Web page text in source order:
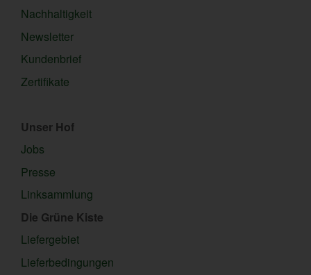
Nachhaltigkeit
Newsletter
Kundenbrief
Zertifikate
Unser Hof
Jobs
Presse
Linksammlung
Die Grüne Kiste
Liefergebiet
Lieferbedingungen